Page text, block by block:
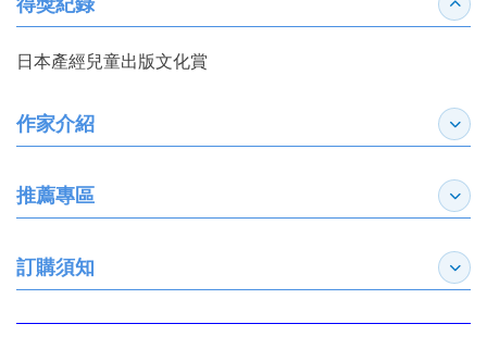
收合
日本產經兒童出版文化賞
作家介紹 展開
推薦專區 展開
訂購須知 展開